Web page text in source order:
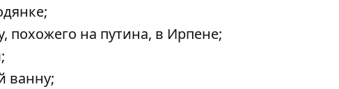
на путина, в Ирпене;
ванну;